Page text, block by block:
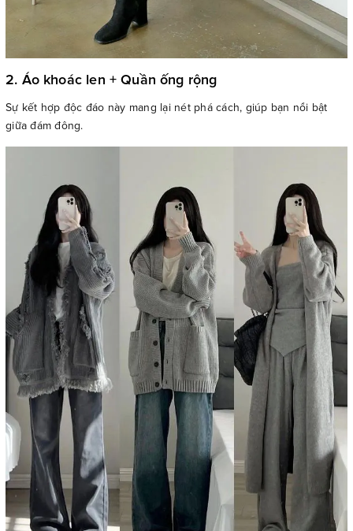
2. Áo khoác len + Quần ống rộng
Sự kết hợp độc đáo này mang lại nét phá cách, giúp bạn nổi bật
giữa đám đông.